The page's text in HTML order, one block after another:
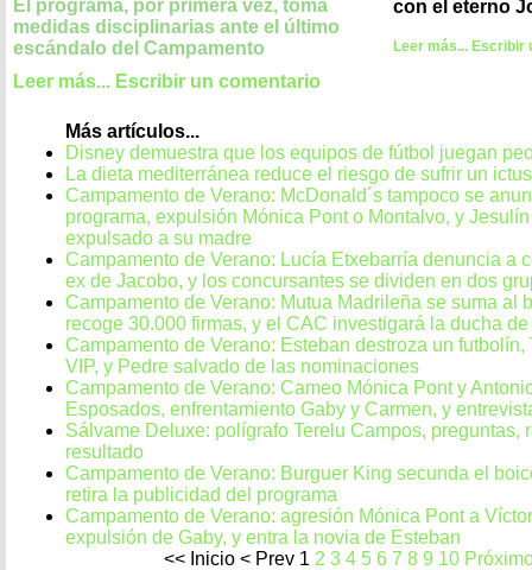
El programa, por primera vez, toma
medidas disciplinarias ante el último
escándalo del Campamento
Leer más... Escribir un comentario
con el eterno
Leer más... Escribir
Más artículos...
Disney demuestra que los equipos de fútbol juegan
La dieta mediterránea reduce el riesgo de sufrir un ictus
Campamento de Verano: McDonald´s tampoco se
programa, expulsión Mónica Pont o Montalvo, y
expulsado a su madre
Campamento de Verano: Lucía Etxebarría denuncia a
ex de Jacobo, y los concursantes se dividen en dos
Campamento de Verano: Mutua Madrileña se suma al
recoge 30.000 firmas, y el CAC investigará la ducha
Campamento de Verano: Esteban destroza un futbolín,
VIP, y Pedre salvado de las nominaciones
Campamento de Verano: Cameo Mónica Pont y
Esposados, enfrentamiento Gaby y Carmen, y
Sálvame Deluxe: polígrafo Terelu Campos, preguntas,
resultado
Campamento de Verano: Burguer King secunda el
retira la publicidad del programa
Campamento de Verano: agresión Mónica Pont a
expulsión de Gaby, y entra la novia de Esteban
<< Inicio < Prev 1 2 3 4 5 6 7 8 9 10